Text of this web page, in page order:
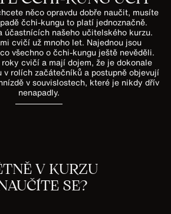
něco opravdu dobře naučit, musíte
čchi-kungu to platí jednoznačně.
účastnících našeho učitelského kurzu.
cvičí už mnoho let. Najednou jsou
všechno o čchi-kungu ještě nevěděli.
cvičí a mají dojem, že je dokonale
v rolích začátečníků a postupně objevují
v souvislostech, které je nikdy dřív
nenapadly.
V KURZU
SE?